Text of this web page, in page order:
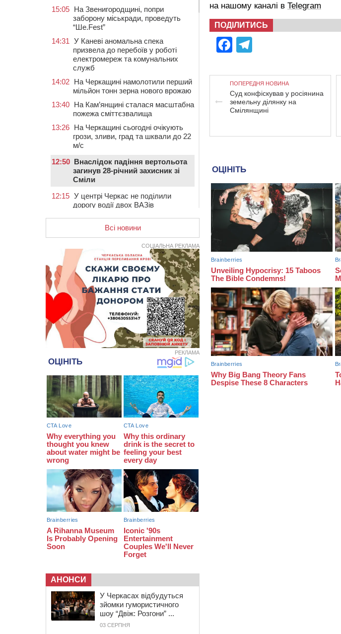
на нашому каналі в Telegram
ПОДІЛИТИСЬ
Facebook
ПОПЕРЕДНЯ НОВИНА
Суд конфіскував у росіянина
земельну ділянку на
Смілянщині
15:05 На Звенигородщині, попри
заборону міськради, проведуть
“Ше.Fest”
14:31 У Каневі аномальна спека
призвела до перебоїв у роботі
електромереж та комунальних
служб
14:02 На Черкащині намолотили перший
мільйон тонн зерна нового врожаю
13:40 На Кам’янщині сталася масштабна
пожежа сміттєзвалища
13:26 На Черкащині сьогодні очікують
грози, зливи, град та шквали до 22
м/с
12:50 Внаслідок падіння вертольота
загинув 28-річний захисник зі
Сміли
12:15 У центрі Черкас не поділили
дорогу водії двох ВАЗів
11:29 У Черкасах до середини серпня
обмежать рух транспорту на трьох
вулицях
10:54 На Черкащині кількість укриттів
збільшилась уп’ятеро з початку
повномасштабної війни
10:15
У Черкасах водій Audi Q5
спричинив аварію, не пропустивши
інший кросовер
09:42 “Черкасиводоканал” пропонує
підвищити тарифи на воду та
водовідведення з 2027 року
09:08 Встановити гойдалки, карусель і
закупити іграшки: у Черкасах
просять покращити умови в
дитсадку
08:22 “На щиті” у Чорнобаївську
громаду повертається полеглий
біля Кліщіївки воїн
07:30
Понад 968 мільйонів гривень
земельного податку сплатили на
Черкащині
06 СЕРПНЯ 2026, ЧЕТВЕР
21:13 Вісім медалей, з яких чотири
золоті: черкаські спортсмени
тріумфували на чемпіонаті України
Всі новини
СОЦІАЛЬНА РЕКЛАМА
РЕКЛАМА
АНОНСИ
У Черкасах відбудуться
зйомки гумористичного
шоу “Двіж: Розгони” ...
03 СЕРПНЯ